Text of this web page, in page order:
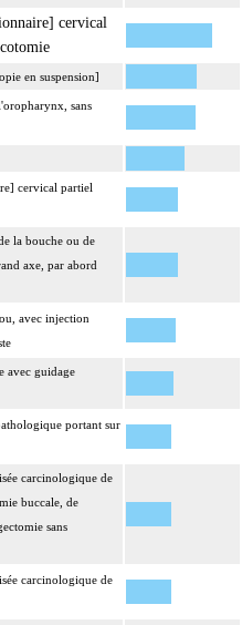
cervical
en suspension]
sans
cervical partiel
la bouche ou de
axe, par abord
avec injection
avec guidage
portant sur
carcinologique de
buccale, de
sans
carcinologique de